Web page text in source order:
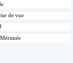
de vue